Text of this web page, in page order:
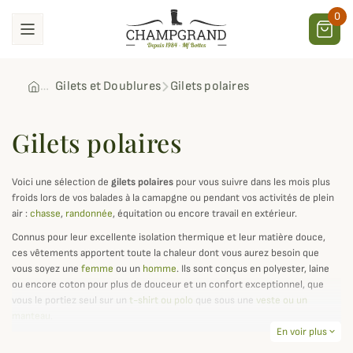
0
Gilets et Doublures Gilets polaires
Gilets polaires
Voici une sélection de gilets polaires pour vous suivre dans les mois plus
froids lors de vos balades à la camapgne ou pendant vos activités de plein
air :chasse, randonnée, équitation ou encore travail en extérieur.
Connus pour leur excellente isolation thermique et leur matière douce,
ces vêtements apportent toute la chaleur dont vous aurez besoin que
vous soyez une femme ou un homme. Ils sont conçus en polyester, laine
ou encore coton pour plus de douceur et un confort exceptionnel, que
vous le portiez seul sur un t-shirt ou polo que sous une veste ou un
Que ce soit pour la ville ou la campagne, le gilet polaire est la solution
En voir plus expand_more